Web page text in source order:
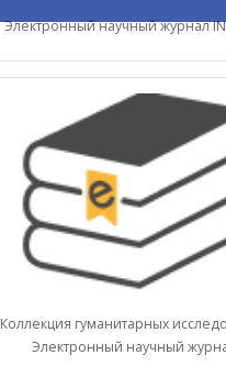
Электронный научный журнал
Коллекция гуманитарных
Электронный научный